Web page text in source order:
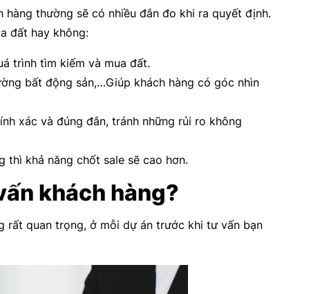
thường sẽ có nhiều đắn đo khi ra quyết định.
đất hay không:
trình tìm kiếm và mua đất.
bất động sản,…Giúp khách hàng có góc nhìn
xác và đúng đắn, tránh những rủi ro không
thì khả năng chốt sale sẽ cao hơn.
khách hàng?
rất quan trọng, ở mỗi dự án trước khi tư vấn bạn